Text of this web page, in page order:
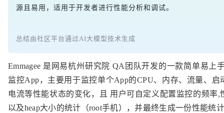
源且易用，适用于开发者进行性能分析和调试。
总结由社区平台通过AI大模型技术生成
Emmagee 是网易杭州研究院 QA团队开发的一款简单易上
监控App，主要用于监控单个App的CPU、内存、流量、启
电流等性能状态的变化，且 用户可自定义配置监控的频率,
以及heap大小的统计（root手机），并最终生成一份性能统